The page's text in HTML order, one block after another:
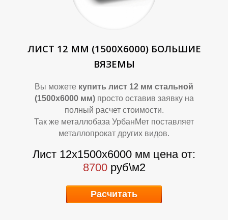
Р
ЛИСТ 12 ММ (1500Х6000) БОЛЬШИЕ
ВЯЗЕМЫ
Вы можете купить лист 12 мм стальной
(1500х6000 мм) просто оставив заявку на
полный расчет стоимости.
Так же металлобаза УрбанМет поставляет
металлопрокат других видов.
Лист 12х1500х6000 мм цена от:
8700руб\м2
Расчитать
Р